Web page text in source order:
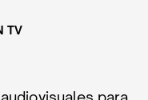
TV
para